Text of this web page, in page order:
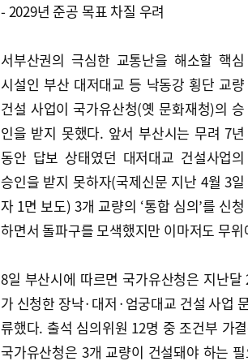
- 2029년 준공 목표 차질 우려
서부산권의 극심한 교통난을 해소할 핵심
시설인 부산 대저대교 등 낙동강 횡단 교량
건설 사업이 국가유산청(옛 문화재청)의 승
인을 받지 못했다. 앞서 부산시는 무려 7년
동안 답보 상태였던 대저대교 건설사업의
승인을 받지 못하자(국제신문 지난 4월 3일
자 1면 보도) 3개 교량의 ‘통합 심의’를 신청
하면서 돌파구를 모색했지만 이마저도 무
8일 부산시에 따르면 국가유산청은 지난달
가 신청한 장낙·대저·엄궁대교 건설 사업
류했다. 출석 심의위원 12명 중 조건부 가
국가유산청은 3개 교량이 건설돼야 하는